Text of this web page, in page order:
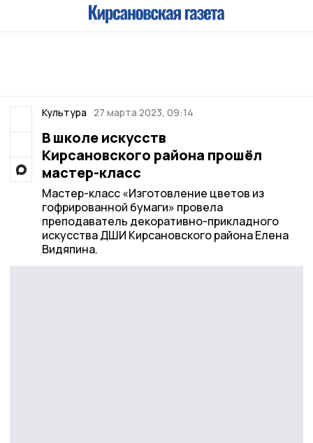
Культура 27 марта 2023, 09:14
В школе искусств
Кирсановского района прошёл
мастер-класс
Мастер-класс «Изготовление цветов из
гофрированной бумаги» провела
преподаватель декоративно-прикладного
искусства ДШИ Кирсановского района Елена
Видяпина.